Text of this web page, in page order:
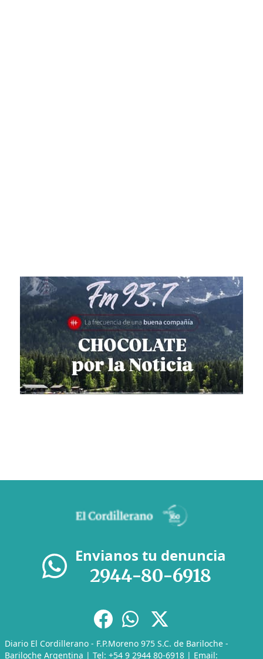
Envianos tu denuncia
2944-80-6918
Diario El Cordillerano - F.P.Moreno 975 S.C. de Bariloche -
Bariloche Argentina | Tel: +54 9 2944 80-6918 | Email: